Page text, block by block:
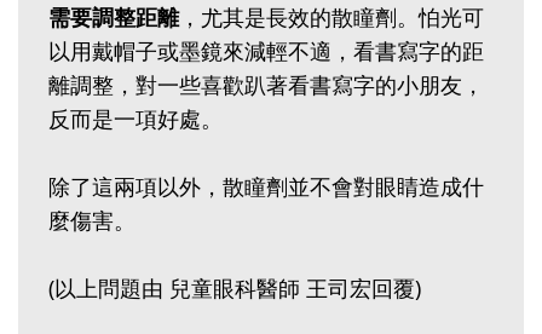
需要調整距離，尤其是長效的散瞳劑。怕光可
以用戴帽子或墨鏡來減輕不適，看書寫字的距
離調整，對一些喜歡趴著看書寫字的小朋友，
反而是一項好處。
除了這兩項以外，散瞳劑並不會對眼睛造成什
麼傷害。
(以上問題由 兒童眼科醫師 王司宏回覆)